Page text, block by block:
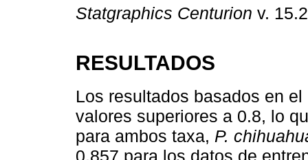
Statgraphics Centurion v.
RESULTADOS
Los resultados basados en
valores superiores a 0.8, lo
para ambos taxa, P.
0.857 para los datos de